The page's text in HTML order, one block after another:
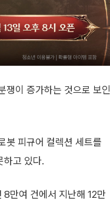
쟁이 증가하는 것으로 보인
봇 피규어 컬렉션 세트를
하고 있다.
만여 건에서 지난해 12만